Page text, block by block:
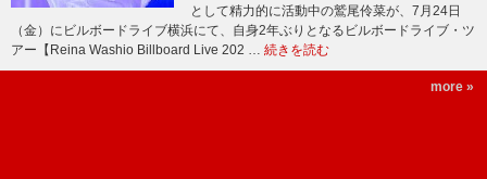
として精力的に活動中の鷲尾伶菜が、7月24日
（金）にビルボードライブ横浜にて、自身2年ぶりとなるビルボードライブ・ツ
アー【Reina Washio Billboard Live 202 … 続きを読む
more »